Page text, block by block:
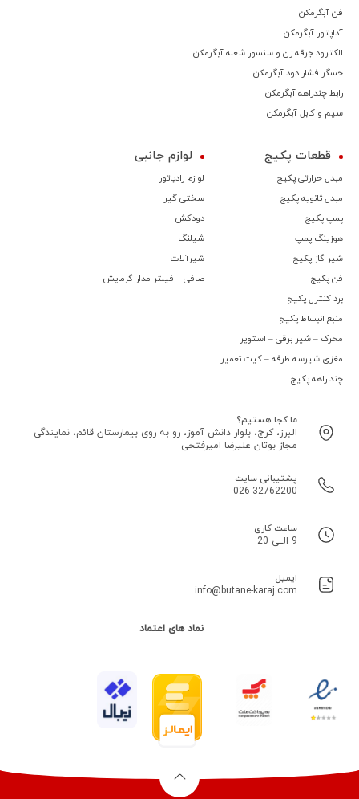
فن آبگرمکن
آداپتور آبگرمکن
الکترود جرقه زن و سنسور شعله آبگرمکن
حسگر فشار دود آبگرمکن
رابط چندراهه آبگرمکن
سیم و کابل آبگرمکن
قطعات پکیج
مبدل حرارتی پکیج
مبدل ثانویه پکیج
پمپ پکیج
هوزینگ پمپ
شیر گاز پکیج
فن پکیج
برد کنترل پکیج
منبع انبساط پکیج
محرک – شیر برقی – استوپر
مغزی شیرسه طرفه – کیت تعمیر
چند راهه پکیج
لوازم جانبی
لوازم رادیاتور
سختی گیر
دودکش
شیلنگ
شیرآلات
صافی – فیلتر مدار گرمایش
ما کجا هستیم؟
البرز، کرج، بلوار دانش آموز، رو به روی بیمارستان قائم، نمایندگی
مجاز بوتان علیرضا امیرفتحی
پشتیبانی سایت
026-32762200
ساعت کاری
9 الــی 20
ایمیل
info@butane-karaj.com
نماد های اعتماد